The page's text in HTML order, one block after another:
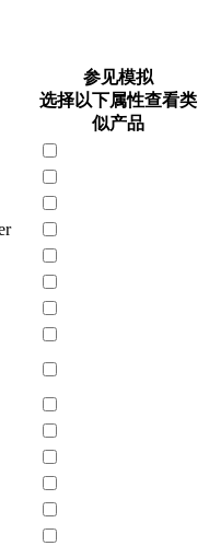
参见模拟
选择以下属性查看类
似产品